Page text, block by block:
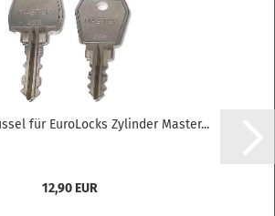
für EuroLocks Zylinder Master...
12,90 EUR